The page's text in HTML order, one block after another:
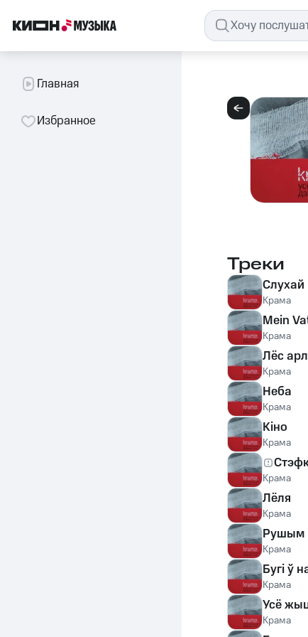
Главная
Избранное
Треки
Слухай
Крама
Mein
Крама
Лёс
Крама
Неба
Крама
Кіно
Крама
Крама
Лёля
Крама
Рушым
Крама
Бугі ў
Крама
Усё
Крама